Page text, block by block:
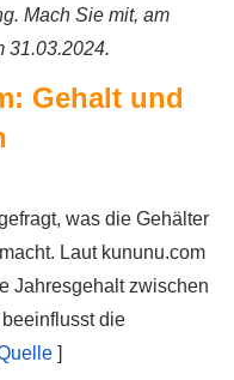
Mach Sie mit, am
31.03.2024.
Gehalt und
was die Gehälter
Laut kununu.com
Jahresgehalt zwischen
die
]